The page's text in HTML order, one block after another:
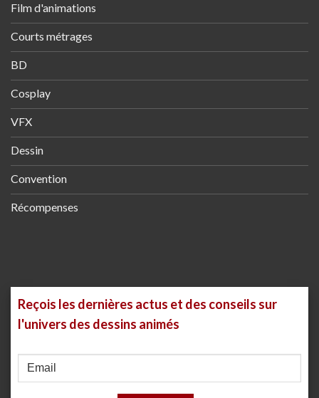
Film d'animations
Courts métrages
BD
Cosplay
VFX
Dessin
Convention
Récompenses
Reçois les dernières actus et des conseils sur
l'univers des dessins animés